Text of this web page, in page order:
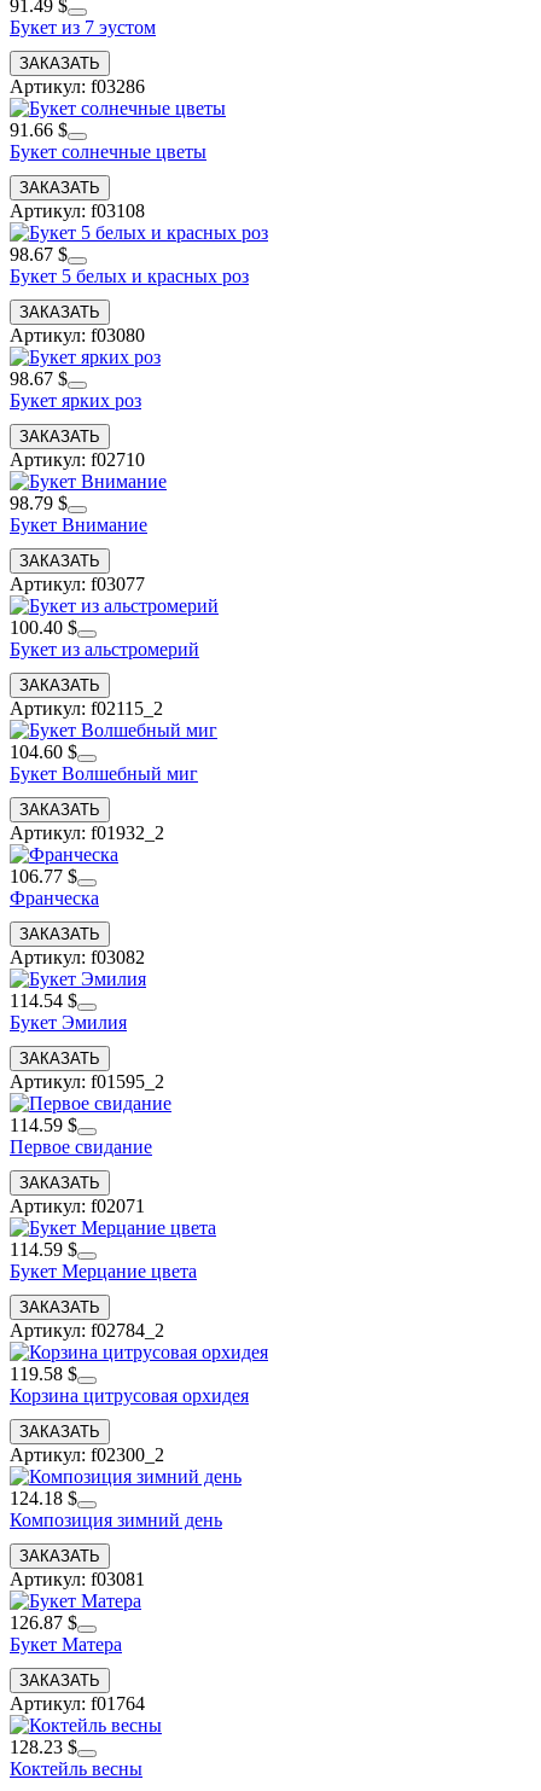
91.49 $
Букет из 7 эустом
Артикул: f03286
91.66 $
Букет солнечные цветы
Артикул: f03108
98.67 $
Букет 5 белых и красных роз
Артикул: f03080
98.67 $
Букет ярких роз
Артикул: f02710
98.79 $
Букет Внимание
Артикул: f03077
100.40 $
Букет из альстромерий
Артикул: f02115_2
104.60 $
Букет Волшебный миг
Артикул: f01932_2
106.77 $
Франческа
Артикул: f03082
114.54 $
Букет Эмилия
Артикул: f01595_2
114.59 $
Первое свидание
Артикул: f02071
114.59 $
Букет Мерцание цвета
Артикул: f02784_2
119.58 $
Корзина цитрусовая орхидея
Артикул: f02300_2
124.18 $
Композиция зимний день
Артикул: f03081
126.87 $
Букет Матера
Артикул: f01764
128.23 $
Коктейль весны